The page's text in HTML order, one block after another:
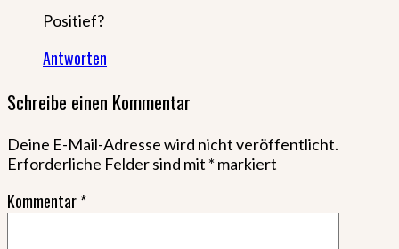
Positief?
Antworten
Schreibe einen Kommentar
Deine E-Mail-Adresse wird nicht veröffentlicht.
Erforderliche Felder sind mit * markiert
Kommentar*